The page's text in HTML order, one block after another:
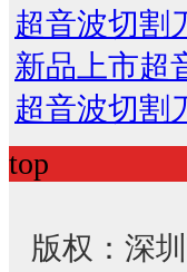
超音波切割
新品上市超
超音波切割
top
版权：深